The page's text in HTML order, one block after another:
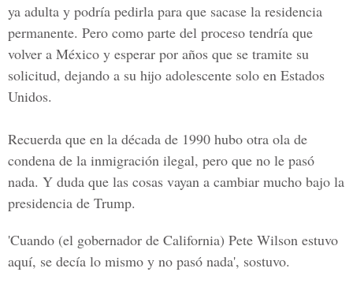
ya adulta y podría pedirla para que sacase la residencia
permanente. Pero como parte del proceso tendría que
volver a México y esperar por años que se tramite su
solicitud, dejando a su hijo adolescente solo en Estados
Unidos.
Recuerda que en la década de 1990 hubo otra ola de
condena de la inmigración ilegal, pero que no le pasó
nada. Y duda que las cosas vayan a cambiar mucho bajo la
presidencia de Trump.
'Cuando (el gobernador de California) Pete Wilson estuvo
aquí, se decía lo mismo y no pasó nada', sostuvo.